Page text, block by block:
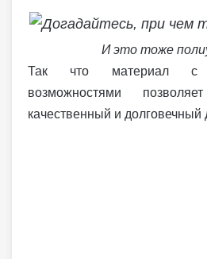
И это тоже
Так что материал с
возможностями
качественный и долговечный